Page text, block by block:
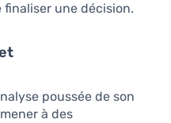
une décision.
poussée de son
à des